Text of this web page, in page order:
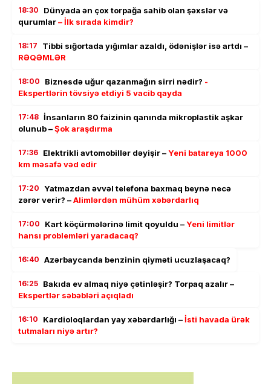
18:30
Dünyada ən çox torpağa sahib olan şəxslər və
qurumlar– İlk sırada kimdir?
18:17
Tibbi sığortada yığımlar azaldı, ödənişlər isə artdı –
RƏQƏMLƏR
18:00 Biznesdə uğur qazanmağın sirri nədir? -
Ekspertlərin tövsiyə etdiyi 5 vacib qayda
17:48 İnsanların 80 faizinin qanında mikroplastik aşkar
olunub –Şok araşdırma
17:36 Elektrikli avtomobillər dəyişir –Yeni batareya 1000
km məsafə vəd edir
17:20 Yatmazdan əvvəl telefona baxmaq beynə necə
zərər verir? –Alimlərdən mühüm xəbərdarlıq
17:00 Kart köçürmələrinə limit qoyuldu –Yeni limitlər
hansı problemləri yaradacaq?
16:40 Azərbaycanda benzinin qiyməti ucuzlaşacaq?
16:25 Bakıda ev almaq niyə çətinləşir? Torpaq azalır –
Ekspertlər səbəbləri açıqladı
16:10 Kardioloqlardan yay xəbərdarlığı –İsti havada ürək
tutmaları niyə artır?